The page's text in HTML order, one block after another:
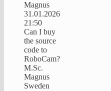
Magnus
31.01.2026
21:50
Can I buy
the source
code to
RoboCam?
M.Sc.
Magnus
Sweden